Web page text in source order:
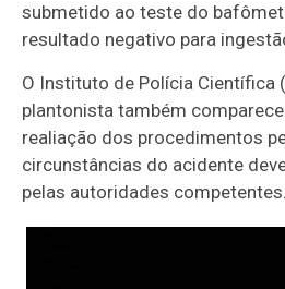
submetido ao teste do
resultado negativo para
O Instituto de Polícia Científica
plantonista também
realiação dos procedimentos
circunstâncias do acidente
pelas autoridades competentes.